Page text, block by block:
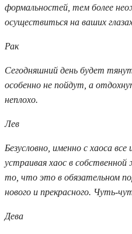
формальностей, тем более
осуществиться на ваших
Рак
Сегодняшний день будет
особенно не пойдут, а
неплохо.
Лев
Безусловно, именно с хаоса все
устраивая хаос в
то, что это в обязательном
нового и прекрасного. Чуть-
Дева